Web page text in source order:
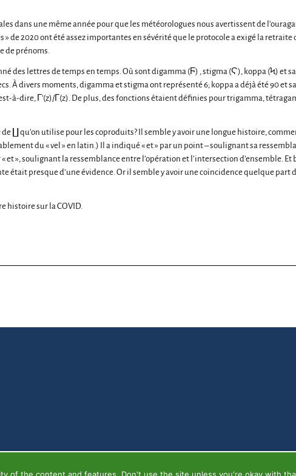
dans une même année pour que les météorologues nous avertissent de
de 2020 ont été assez importantes en sévérité que le protocole a exigé la retraite
de prénoms.
des lettres de temps en temps. Où sont digamma (Ϝ) , stigma (Ϛ), koppa (Ϟ) et
À divers moments, digamma et stigma ont représenté 6; koppa a déjà été 90 et
à-dire, Γ'(z)/Γ(z). De plus, des fonctions étaient définies pour trigamma,
∐ qu’on utilise pour les coproduits? Il semble y avoir une longue histoire,
du « vel » en latin.) Il a indiqué « et » par un point – soulignant sa
et », soulignant la ressemblance entre l’opération et l’intersection d’ensemble.
presque d’une évidence. Or il semble y avoir une coïncidence quelque part
histoire sur la COVID.